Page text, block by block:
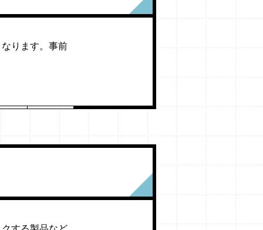
ります。事前